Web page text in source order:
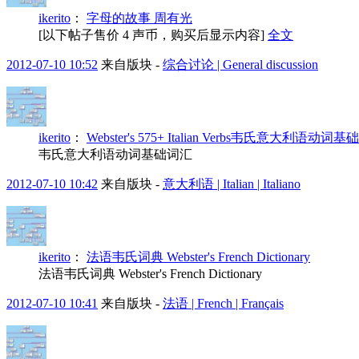
ikerito ： 字母的故事 周有光
[以下帖子售价 4 声币，购买后显示内容] 全文
2012-07-10 10:52 来自版块 - 综合讨论 | General discussion
ikerito ： Webster's 575+ Italian Verbs韦氏意大利语动词基
韦氏意大利语动词基础词汇
2012-07-10 10:42 来自版块 - 意大利语 | Italian | Italiano
ikerito ： 法语韦氏词典 Webster's French Dictionary
法语韦氏词典 Webster's French Dictionary
2012-07-10 10:41 来自版块 - 法语 | French | Français